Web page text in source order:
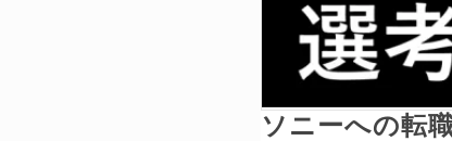
ソニーへの転